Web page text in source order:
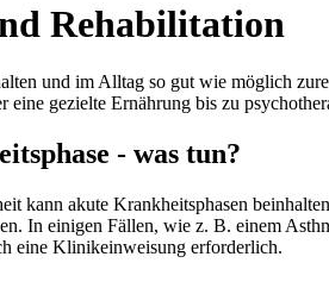
Rehabilitation
und im Alltag so gut wie möglich
eine gezielte Ernährung bis zu
- was tun?
kann akute Krankheitsphasen
In einigen Fällen, wie z. B. einem
eine Klinikeinweisung erforderlich.